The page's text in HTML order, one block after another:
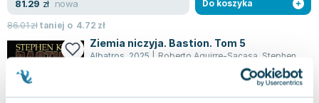
81.29 zł nowa
86.01złtaniej o 4.72 zł
Do koszyka
Ziemia niczyja. Bastion. Tom 5
Albatros 2025 | Roberto Aguirre-Sacasa Stephen King
Piąty tom nigdy wcześniej nie publikowanej w
Polsce komiksowej adaptacji bestsellerowej